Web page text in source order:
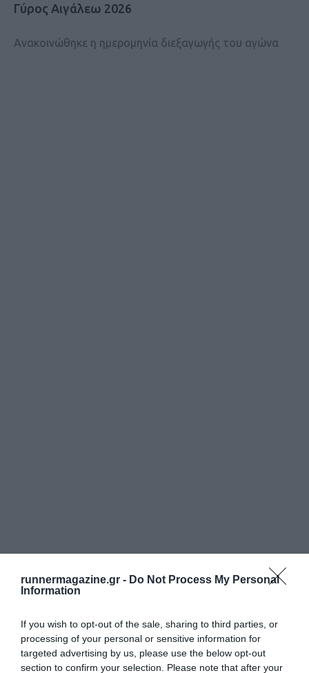
runnermagazine.gr - Do Not Process My Personal
Information
If you wish to opt-out of the sale, sharing to third parties, or
processing of your personal or sensitive information for
targeted advertising by us, please use the below opt-out
section to confirm your selection. Please note that after your
Γύρος Αιγάλεω 2026
Ανακοινώθηκε η ημερομηνία διεξαγωγής του αγώνα